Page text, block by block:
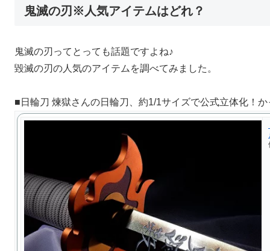
鬼滅の刃※人気アイテムはどれ？
鬼滅の刃ってとっても話題ですよね♪
毀滅の刃の人気のアイテムを調べてみました。
■日輪刀 煉獄さんの日輪刀、約1/1サイズで公式立体化！